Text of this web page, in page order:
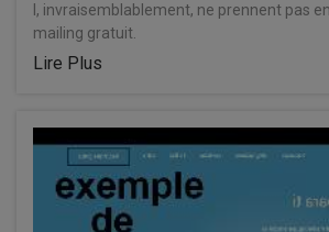
I, invraisemblablement, ne prennent pas
mailing gratuit.
Lire Plus